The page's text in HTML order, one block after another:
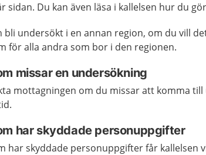
sidan. Du kan även läsa i kallelsen hur du
bli undersökt i en annan region, om du vill
för alla andra som bor i den regionen.
missar en undersökning
mottagningen om du missar att komma
har skyddade personuppgifter
har skyddade personuppgifter får kallelsen